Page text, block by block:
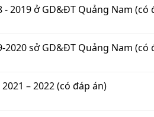
2019 ở GD&ĐT Quảng Nam (có
sở GD&ĐT Quảng Nam (có
– 2022 (có đáp án)